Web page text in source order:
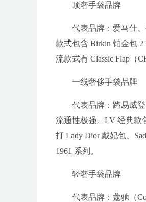
顶奢手袋品牌
代表品牌：爱马仕
款式包含 Birkin 铂金包
流款式有 Classic Flap（
一线奢侈手袋品牌
代表品牌：路易威
流通性极强。LV 经典款
打 Lady Dior 戴妃包、
1961 系列。
轻奢手袋品牌
代表品牌：蔻驰（